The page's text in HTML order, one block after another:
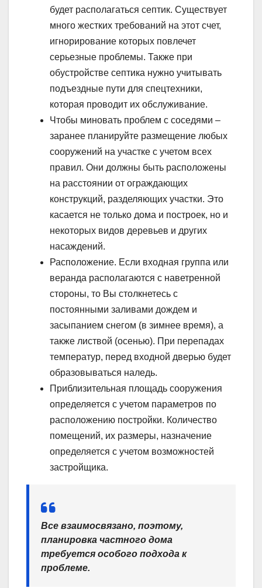
будет располагаться септик. Существует
много жестких требований на этот счет,
игнорирование которых повлечет
серьезные проблемы. Также при
обустройстве септика нужно учитывать
подъездные пути для спецтехники,
которая проводит их обслуживание.
Чтобы миновать проблем с соседями –
заранее планируйте размещение любых
сооружений на участке с учетом всех
правил. Они должны быть расположены
на расстоянии от ограждающих
конструкций, разделяющих участки. Это
касается не только дома и построек, но и
некоторых видов деревьев и других
насаждений.
Расположение. Если входная группа или
веранда располагаются с наветренной
стороны, то Вы столкнетесь с
постоянными заливами дождем и
засыпанием снегом (в зимнее время), а
также листвой (осенью). При перепадах
температур, перед входной дверью будет
образовываться наледь.
Приблизительная площадь сооружения
определяется с учетом параметров по
расположению постройки. Количество
помещений, их размеры, назначение
определяется с учетом возможностей
застройщика.
Все взаимосвязано, поэтому,
планировка частного дома
требуется особого подхода к
проблеме.